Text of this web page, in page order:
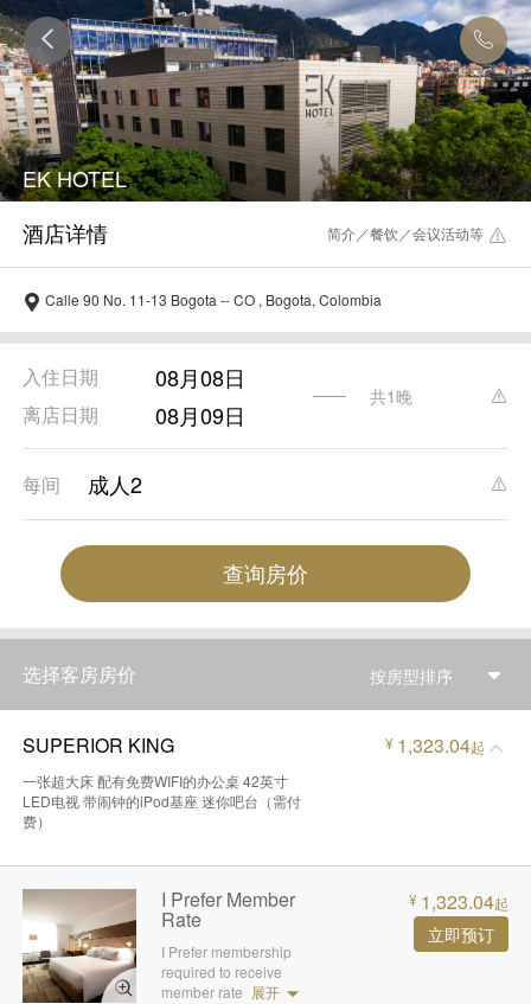
EK HOTEL
简介／餐饮／会议活动等
Calle 90 No. 11-13 Bogota -- CO , Bogota, Colombia
入住日期 08月08日
离店日期 08月09日
共1晚
每间 成人2
查询房价
选择客房房价 按房型排序
SUPERIOR KING
一张超大床 配有免费WIFI的办公桌 42英寸
LED电视 带闹钟的iPod基座 迷你吧台（需付
费）
¥ 1,323.04起
I Prefer Member
Rate
I Prefer membership
required to receive
member rate 展开
¥ 1,323.04起
立即预订